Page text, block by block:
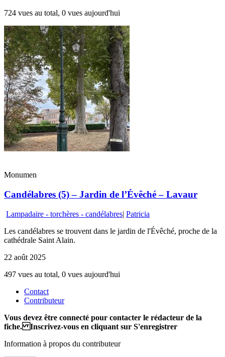
724 vues au total, 0 vues aujourd'hui
Monumen
Candélabres (5) – Jardin de l’Évêché – Lavaur
Lampadaire - torchères - candélabres| Patricia
Les candélabres se trouvent dans le jardin de l'Évêché, proche de la
cathédrale Saint Alain.
22 août 2025
497 vues au total, 0 vues aujourd'hui
Contact
Contributeur
Vous devez être connecté pour contacter le rédacteur de la
fiche. Inscrivez-vous en cliquant sur S'enregistrer
Information à propos du contributeur